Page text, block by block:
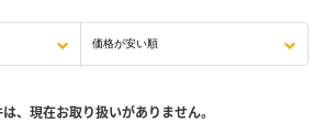
、現在お取り扱いがありません。